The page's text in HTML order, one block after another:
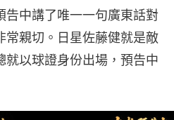
告中講了唯一一句廣東話對
常親切。日星佐藤健就是敵
就以球證身份出場，預告中